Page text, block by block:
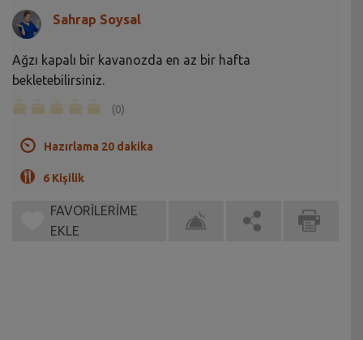
Sahrap Soysal
Ağzı kapalı bir kavanozda en az bir hafta
bekletebilirsiniz.
(0)
Hazırlama 20 dakika
6 Kişilik
FAVORİLERİME
EKLE